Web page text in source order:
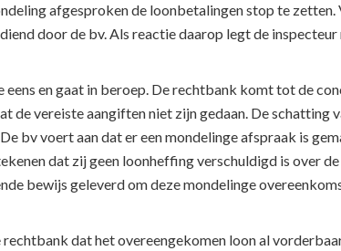
afgesproken de loonbetalingen stop te
door de bv. Als reactie daarop legt de
eens en gaat in beroep. De rechtbank komt tot de
de vereiste aangiften niet zijn gedaan. De
bv voert aan dat er een mondelinge afspraak is
dat zij geen loonheffing verschuldigd is over
bewijs geleverd om deze mondelinge
dat het overeengekomen loon al